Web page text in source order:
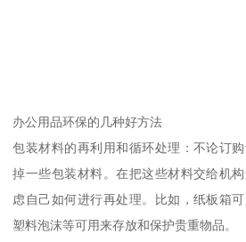
办公用品环保的几种好方法
包装材料的再利用和循环处理：不论订
掉一些包装材料。在把这些材料交给机
虑自己如何进行再处理。比如，纸板箱可
塑料泡沫等可用来存放和保护贵重物品。